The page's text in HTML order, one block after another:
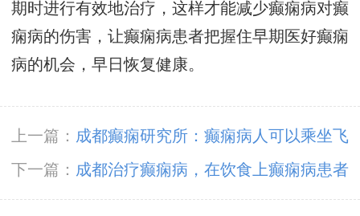
期时进行有效地治疗，这样才能减少癫痫病对癫
痫病的伤害，让癫痫病患者把握住早期医好癫痫
病的机会，早日恢复健康。
上一篇： 成都癫痫研究所：癫痫病人可以乘坐飞
机吗?
下一篇： 成都治疗癫痫病，在饮食上癫痫病患者
应该注意哪些?